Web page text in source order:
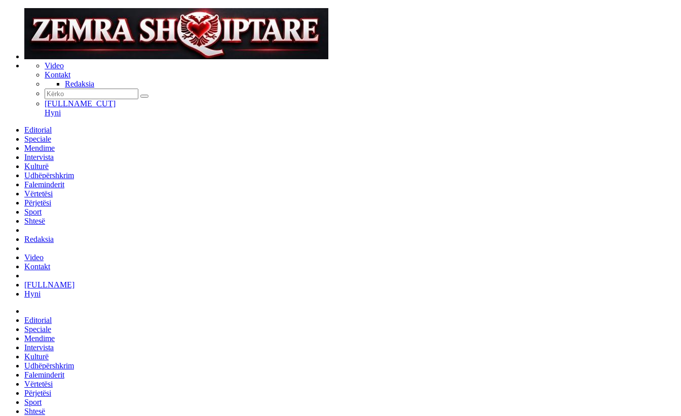
Video
Kontakt
Redaksia
[FULLNAME_CUT]
Hyni
Editorial
Speciale
Mendime
Intervista
Kulturë
Udhëpërshkrim
Faleminderit
Vërtetësi
Përjetësi
Sport
Shtesë
Redaksia
Video
Kontakt
[FULLNAME]
Hyni
Editorial
Speciale
Mendime
Intervista
Kulturë
Udhëpërshkrim
Faleminderit
Vërtetësi
Përjetësi
Sport
Shtesë